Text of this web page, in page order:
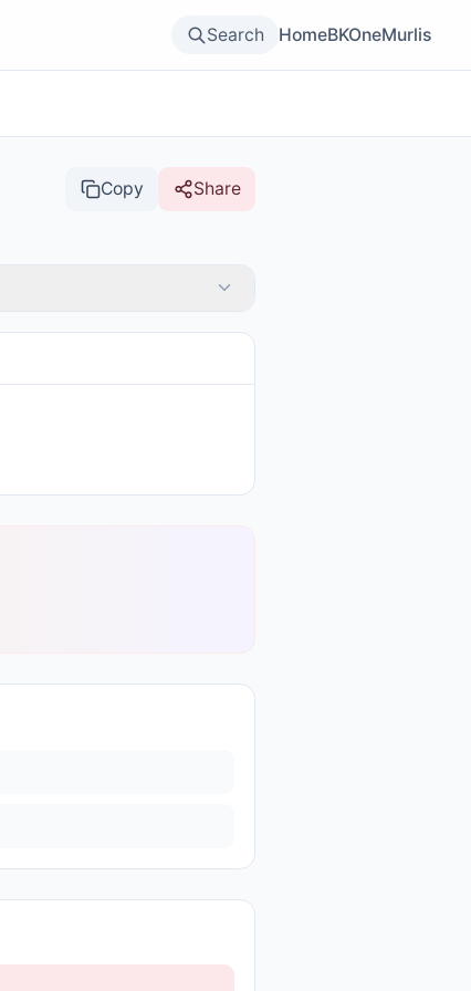
Search HomeBKOneMurlis
Copy Share